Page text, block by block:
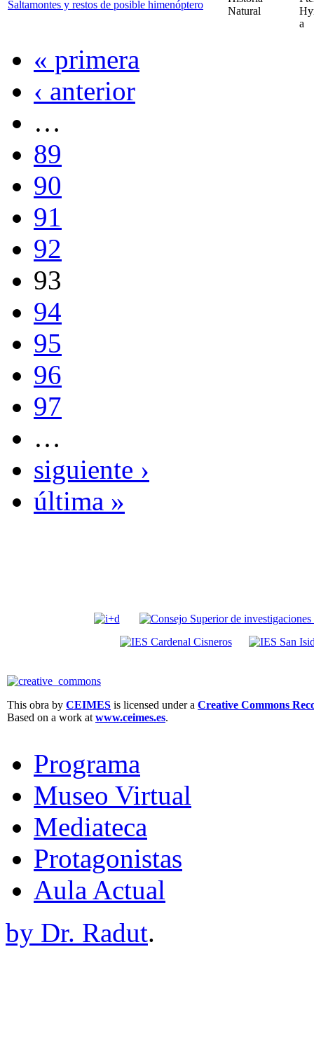
Saltamontes y restos de posible himenóptero
Natural
a
« primera
‹ anterior
…
89
90
91
92
93
94
95
96
97
…
siguiente ›
última »
This obra by CEIMES is licensed under a Creative Commons
Based on a work at www.ceimes.es.
Programa
Museo Virtual
Mediateca
Protagonistas
Aula Actual
by Dr. Radut.